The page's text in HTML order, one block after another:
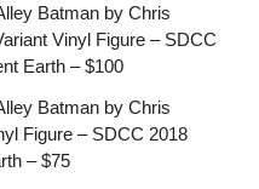
Batman by Chris
Vinyl Figure – SDCC
Earth – $100
Batman by Chris
Figure – SDCC 2018
– $75